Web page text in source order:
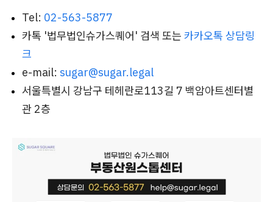
Tel: 02-563-5877
카톡 '법무법인슈가스퀘어' 검색 또는 카카오톡 상담링
크
e-mail: sugar@sugar.legal
서울특별시 강남구 테헤란로113길 7 백암아트센터별
관 2층